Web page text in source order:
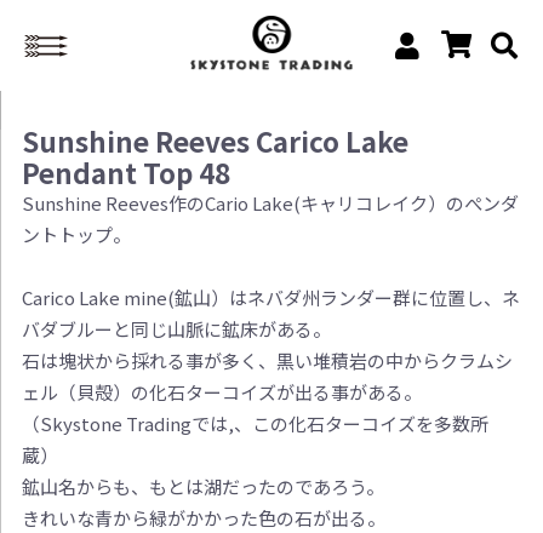
Sunshine Reeves Carico Lake
Pendant Top 48
Sunshine Reeves作のCario Lake(キャリコレイク）のぺンダ
ントトップ。
Carico Lake mine(鉱山）はネバダ州ランダー群に位置し、ネ
バダブルーと同じ山脈に鉱床がある。
石は塊状から採れる事が多く、黒い堆積岩の中からクラムシ
ェル（貝殻）の化石ターコイズが出る事がある。
（Skystone Tradingでは,、この化石ターコイズを多数所
蔵）
鉱山名からも、もとは湖だったのであろう。
きれいな青から緑がかかった色の石が出る。